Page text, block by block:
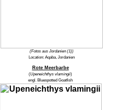
(Fotos aus Jordanien (1))
Location: Aqaba, Jordanien
Rote Meerbarbe
(Upeneichthys vlamingii)
engl. Bluespotted Goatfish